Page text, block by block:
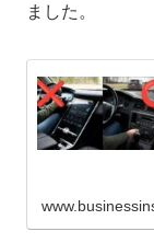
ました。